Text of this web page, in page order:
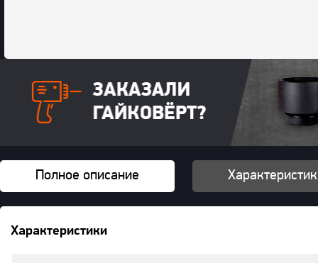
Полное описание
Характеристики